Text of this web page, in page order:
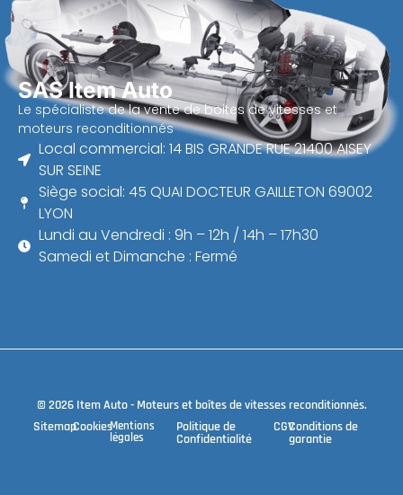
SAS Item Auto
Le spécialiste de la vente de boites de vitesses et
moteurs reconditionnés
Local commercial: 14 BIS GRANDE RUE 21400 AISEY
SUR SEINE
Siège social: 45 QUAI DOCTEUR GAILLETON 69002
LYON
Lundi au Vendredi : 9h – 12h / 14h – 17h30
Samedi et Dimanche : Fermé
© 2026 Item Auto - Moteurs et boîtes de vitesses reconditionnés.
SitemapCookiesMentions
légales
Politique de
Confidentialité
CGVConditions de
garantie